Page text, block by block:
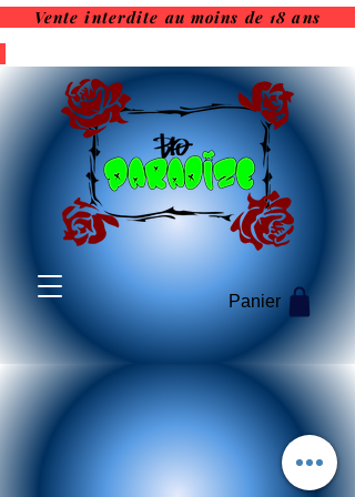
Vente interdite au moins de
18 ans
Panier
Vente interdite au moins de 18 ans